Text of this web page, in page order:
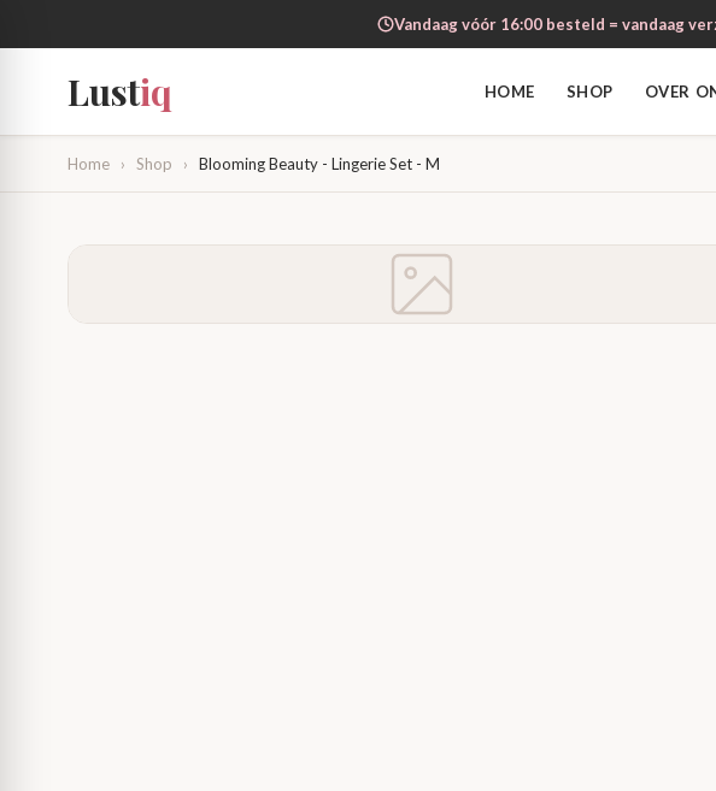
Vandaag vóór 16:00 besteld = vandaag
Lustiq HOME SHOP OVER
Home › Shop › Blooming Beauty - Lingerie Set - M